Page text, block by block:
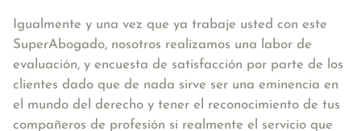
Igualmente y una vez que ya trabaje usted con este
SuperAbogado, nosotros realizamos una labor de
evaluación, y encuesta de satisfacción por parte de los
clientes dado que de nada sirve ser una eminencia en
el mundo del derecho y tener el reconocimiento de tus
compañeros de profesión si realmente el servicio que